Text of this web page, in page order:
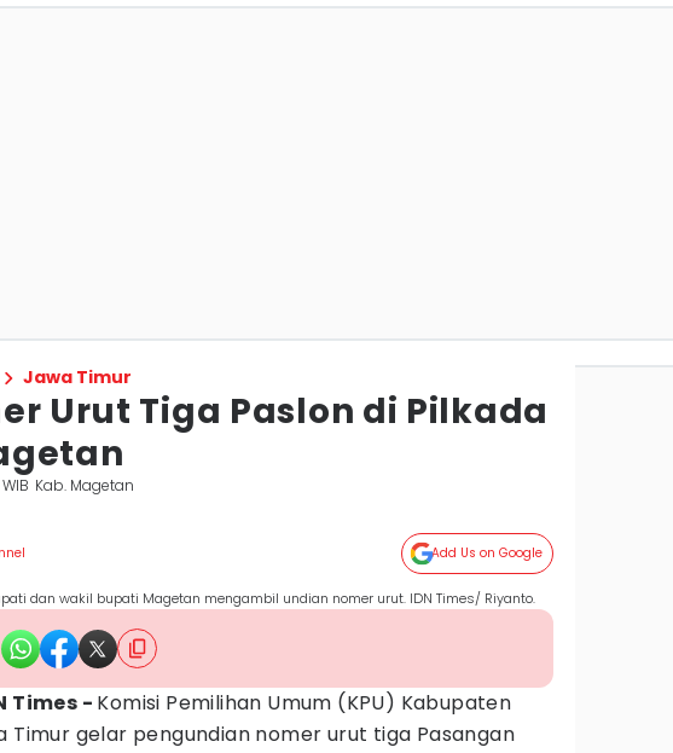
Jawa Timur
Urut Tiga Paslon di Pilkada
Kab. Magetan
Add Us on Google
dan wakil bupati Magetan mengambil undian nomer urut. IDN Times/ Riyanto.
Times - Komisi Pemilihan Umum (KPU) Kabupaten
Timur gelar pengundian nomer urut tiga Pasangan